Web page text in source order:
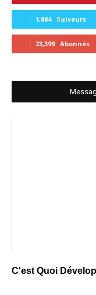
1,884 Suiveurs
23,399 Abonnés
C'est Quoi